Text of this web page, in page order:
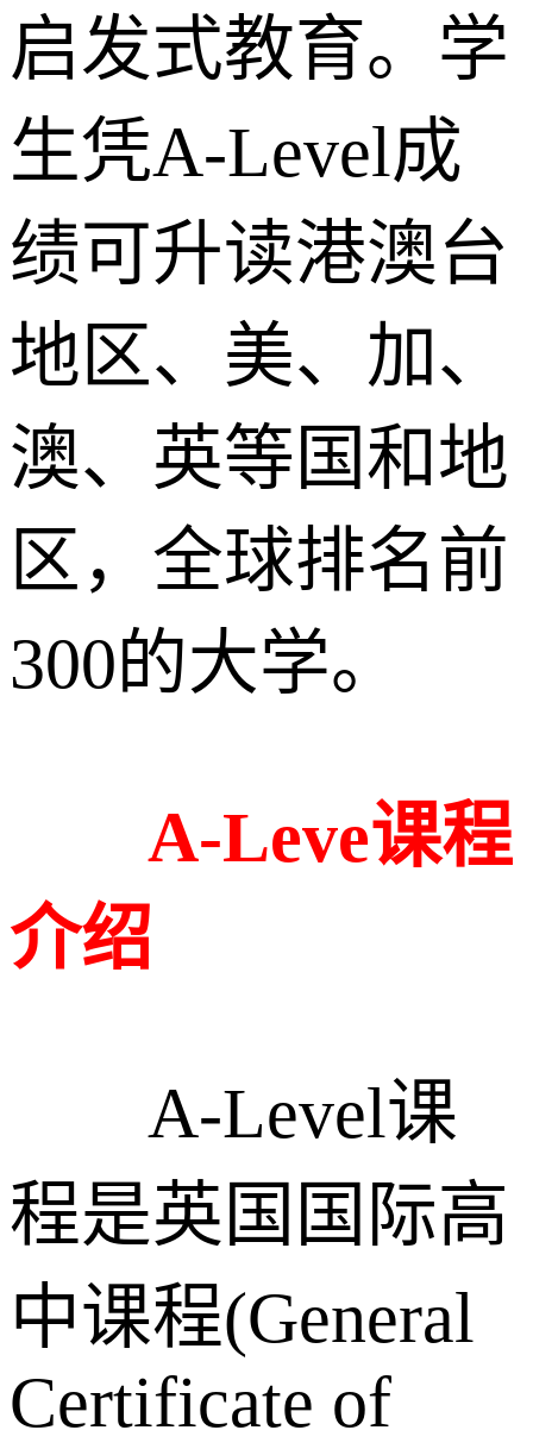
启发式教育。学
生凭A-Level成
绩可升读港澳台
地区、美、加、
澳、英等国和地
区，全球排名前
300的大学。
A-Leve课程
介绍
A-Level课
程是英国国际高
中课程(General
Certificate of